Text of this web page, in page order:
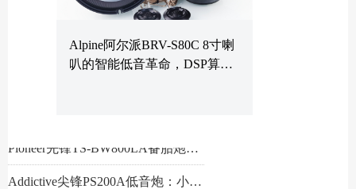
Alpine阿尔派BRV-S80C 8寸喇
叭的智能低音革命，DSP算法